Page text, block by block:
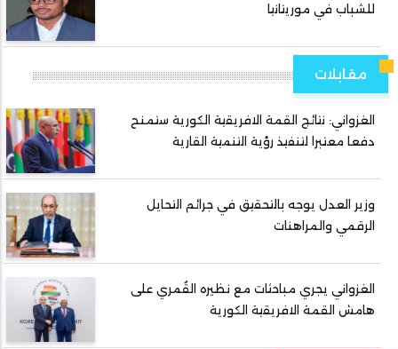
للشباب في موريتانيا
مقابلات
الغزواني: نتائج القمة الافريقية الكورية ستمنح
دفعا معتبرا لتنفيذ رؤية التنمية القارية
وزير العدل يوجه بالتحقيق في جرائم التحايل
الرقمي والمراهنات
الغزواني يجري مباحثات مع نظيره القُمري على
هامش القمة الافريقية الكورية